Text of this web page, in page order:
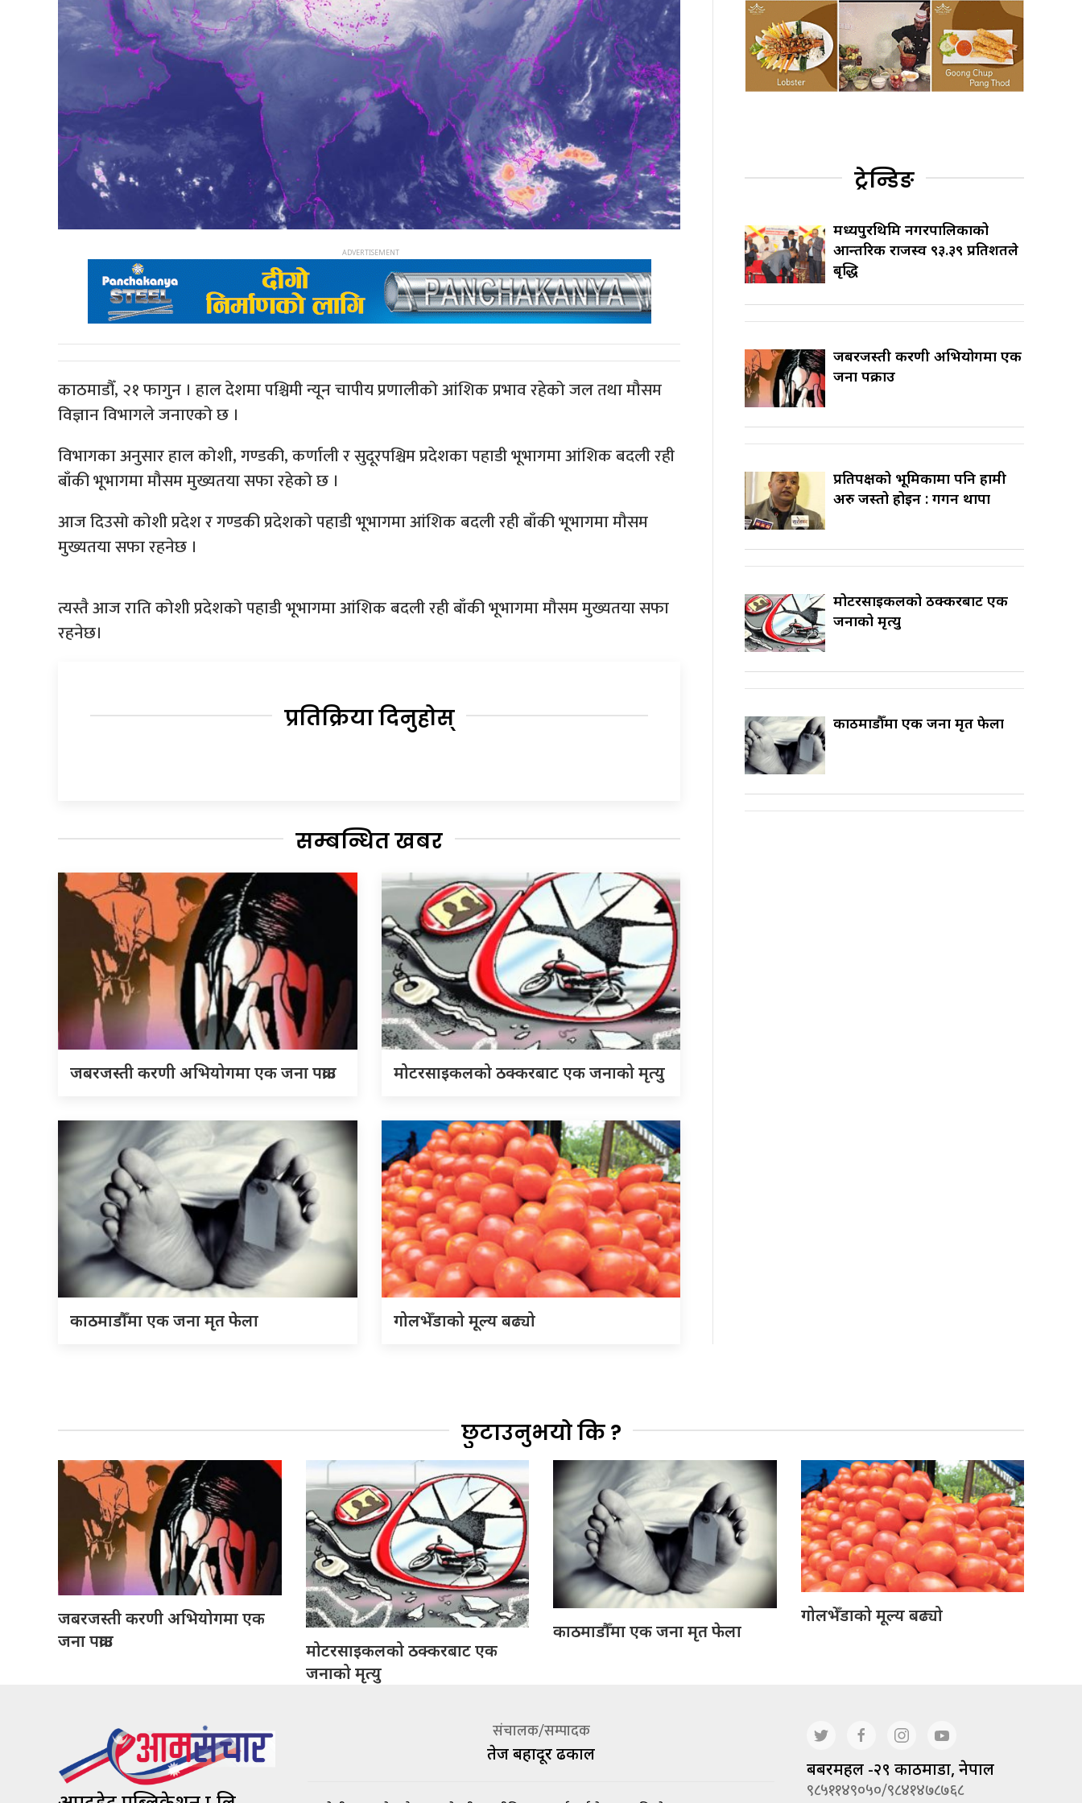
काठमाडौँ, २१ फागुन । हाल देशमा पश्चिमी न्यून चापीय प्रणालीको आंशिक प्रभाव रहेको जल तथा मौसम
विज्ञान विभागले जनाएको छ ।
विभागका अनुसार हाल कोशी, गण्डकी, कर्णाली र सुदूरपश्चिम प्रदेशका पहाडी भूभागमा आंशिक बदली रही
बाँकी भूभागमा मौसम मुख्यतया सफा रहेको छ ।
आज दिउसो कोशी प्रदेश र गण्डकी प्रदेशको पहाडी भूभागमा आंशिक बदली रही बाँकी भूभागमा मौसम
मुख्यतया सफा रहनेछ ।
त्यस्तै आज राति कोशी प्रदेशको पहाडी भूभागमा आंशिक बदली रही बाँकी भूभागमा मौसम मुख्यतया सफा
रहनेछ।
प्रतिक्रिया दिनुहोस्
सम्बन्धित खबर
जबरजस्ती करणी अभियोगमा एक जना पक्राउ मोटरसाइकलको ठक्करबाट एक जनाको मृत्यु
काठमाडौँमा एक जना मृत फेला गोलभेँडाको मूल्य बढ्यो
ट्रेन्डिङ
मध्यपुरथिमि नगरपालिकाको
आन्तरिक राजस्व ९३.३९ प्रतिशतले
बृद्धि
जबरजस्ती करणी अभियोगमा एक
जना पक्राउ
प्रतिपक्षको भूमिकामा पनि हामी
अरु जस्तो होइन : गगन थापा
मोटरसाइकलको ठक्करबाट एक
जनाको मृत्यु
काठमाडौँमा एक जना मृत फेला
छुटाउनुभयो कि ?
जबरजस्ती करणी अभियोगमा एक
जना पक्राउ
मोटरसाइकलको ठक्करबाट एक
जनाको मृत्यु
काठमाडौँमा एक जना मृत फेला
गोलभेँडाको मूल्य बढ्यो
संचालक/सम्पादक
तेज बहादूर ढकाल
बबरमहल -२९ काठमाडौं, नेपाल
९८५११४९०५०/९८४१४७८७६८